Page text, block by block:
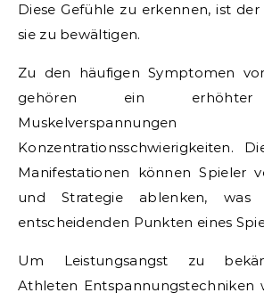
Diese Gefühle zu erkennen, ist
sie zu bewältigen.
Zu den häufigen Symptomen
gehören ein erhöhter
Konzentrationsschwierigkeiten.
Manifestationen können Spieler
und Strategie ablenken,
entscheidenden Punkten eines
Um Leistungsangst zu
Athleten Entspannungstechniken